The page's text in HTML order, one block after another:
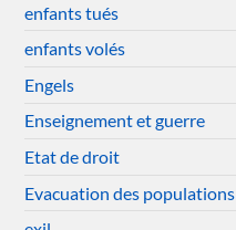
enfants tués
enfants volés
Engels
Enseignement et guerre
Etat de droit
Evacuation des populations